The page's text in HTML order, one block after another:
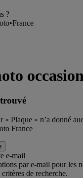
?
•France
« Plaque » n’a donné
France
e-mail
par e-mail pour les
de recherche.